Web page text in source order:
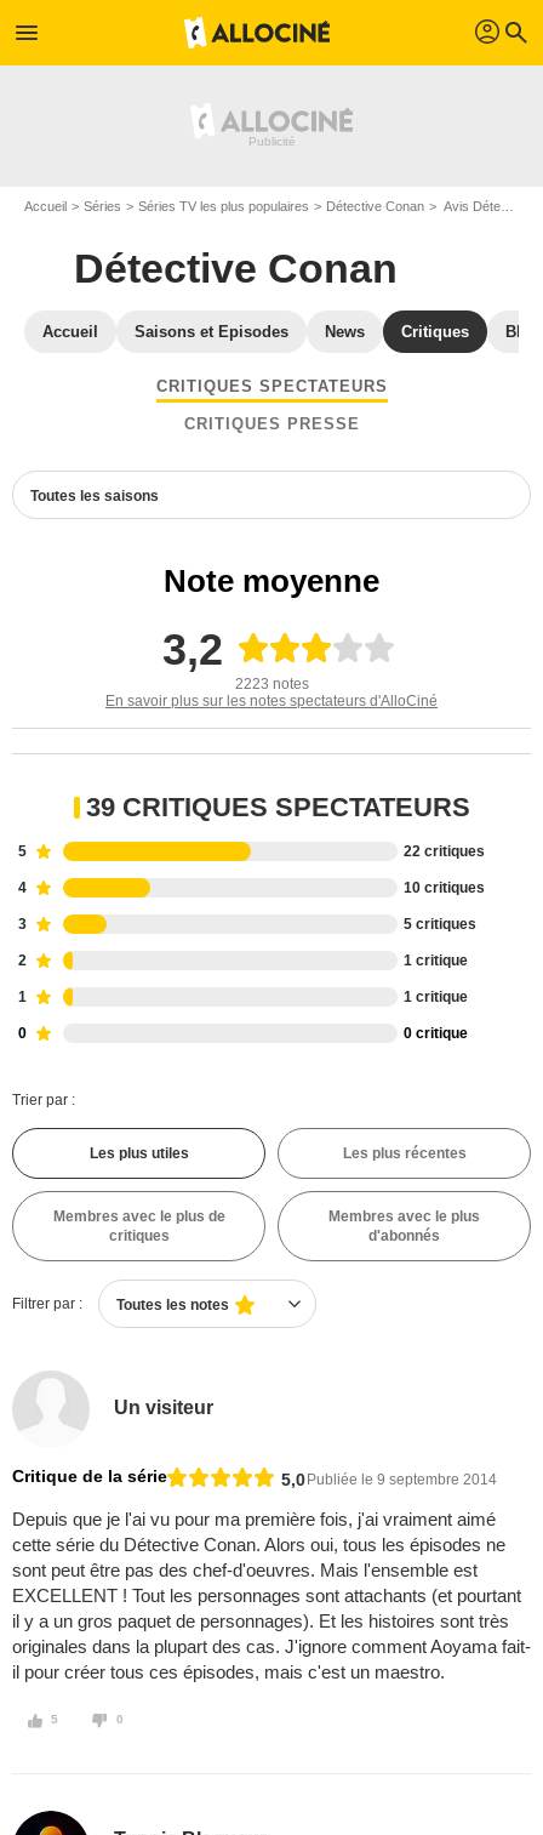
menu profil search
Accueil Séries Séries TV les plus populaires Détective Conan Avis Détective Conan
Détective Conan
Accueil Saisons et Episodes News Critiques Blu-
CRITIQUES SPECTATEURS
CRITIQUES PRESSE
Toutes les saisons
Note moyenne
3,2
2223 notes
En savoir plus sur les notes spectateurs d'AlloCiné
39 CRITIQUES SPECTATEURS
5 22 critiques
4 10 critiques
3 5 critiques
2 1 critique
1 1 critique
0 0 critique
Trier par :
Les plus utiles Les plus récentes
Membres avec le plus de
critiques
Membres avec le plus
d'abonnés
Filtrer par : Toutes les notes
Un visiteur
Critique de la série 5,0Publiée le 9 septembre 2014
Depuis que je l'ai vu pour ma première fois, j'ai vraiment aimé
cette série du Détective Conan. Alors oui, tous les épisodes ne
sont peut être pas des chef-d'oeuvres. Mais l'ensemble est
EXCELLENT ! Tout les personnages sont attachants (et pourtant
il y a un gros paquet de personnages). Et les histoires sont très
originales dans la plupart des cas. J'ignore comment Aoyama fait-
il pour créer tous ces épisodes, mais c'est un maestro.
5 0